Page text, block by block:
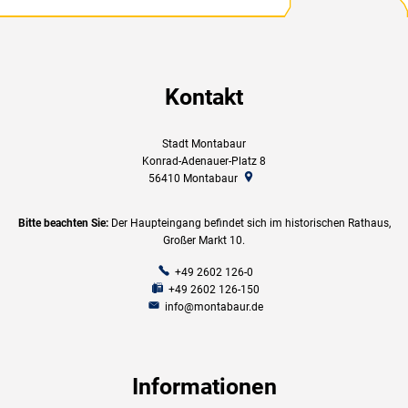
Kontakt
Stadt Montabaur
Konrad-Adenauer-Platz 8
56410 Montabaur
Bitte beachten Sie: Der Haupteingang befindet sich im historischen Rathaus,
Großer Markt 10.
+49 2602 126-0
+49 2602 126-150
info@montabaur.de
Informationen